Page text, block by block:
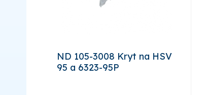
ND 105-3008 Kryt na HSV
95 a 6323-95P